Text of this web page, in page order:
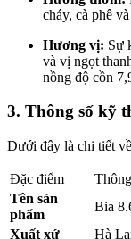
cháy, cà phê
Hương vị: Sự
và vị ngọt
nồng độ cồn
3. Thông số kỹ
Dưới đây là chi tiết
Đặc điểm
Tên sản
phẩm
Bia
Xuất xứ
Hà